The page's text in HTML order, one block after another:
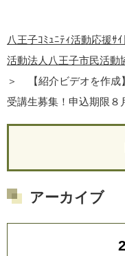
八王子ｺﾐｭﾆﾃｨ活動応援
活動法人八王子市民活動
＞
【紹介ビデオを作
受講生募集！申込期限
アーカイブ